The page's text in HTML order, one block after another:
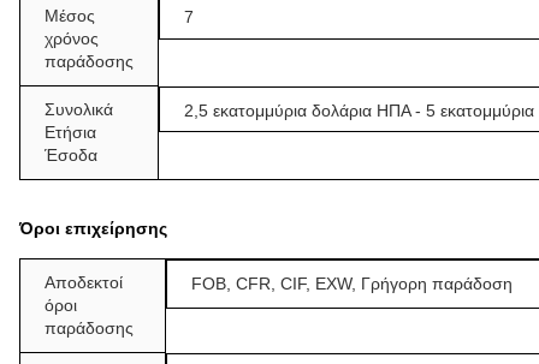
Μέσος
χρόνος
παράδοσης
7
Συνολικά
Ετήσια
Έσοδα
2,5 εκατομμύρια δολάρια ΗΠΑ - 5
Όροι επιχείρησης
Αποδεκτοί
όροι
παράδοσης
FOB, CFR, CIF, EXW, Γρήγορη παράδοση